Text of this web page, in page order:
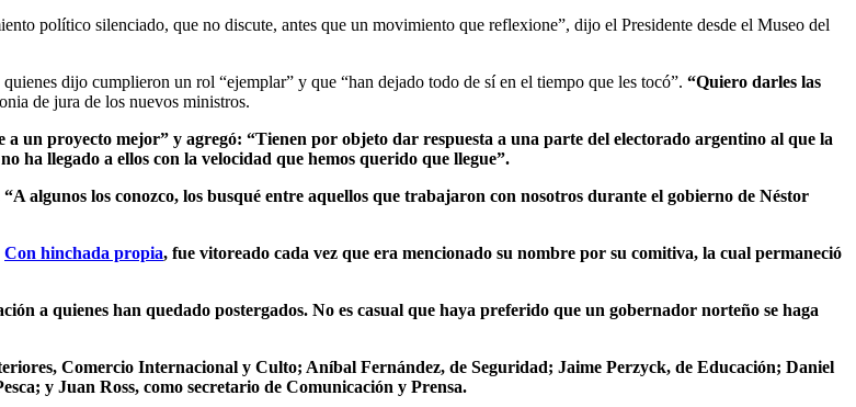
político silenciado, que no discute, antes que un movimiento que reflexione”, dijo el Presidente desde el Museo del
dijo cumplieron un rol “ejemplar” y que “han dejado todo de sí en el tiempo que les tocó”. “Quiero darles las
de jura de los nuevos ministros.
a un proyecto mejor” y agregó: “Tienen por objeto dar respuesta a una parte del electorado argentino al que la
ha llegado a ellos con la velocidad que hemos querido que llegue”.
“A algunos los conozco, los busqué entre aquellos que trabajaron con nosotros durante el gobierno de Néstor
Con hinchada propia, fue vitoreado cada vez que era mencionado su nombre por su comitiva, la cual permaneció
a quienes han quedado postergados. No es casual que haya preferido que un gobernador norteño se haga
Comercio Internacional y Culto; Aníbal Fernández, de Seguridad; Jaime Perzyck, de Educación; Daniel
y Juan Ross, como secretario de Comunicación y Prensa.